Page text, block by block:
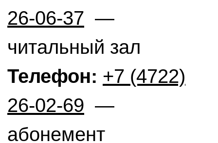
26-06-37 —
читальный зал
Телефон: +7 (4722)
26-02-69 —
абонемент